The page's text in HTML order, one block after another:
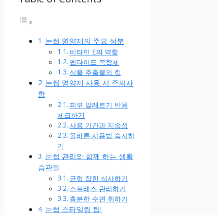
눈썹 영양제의 주요 성분
비타민 E의 역할
펩타이드 복합체
식물 추출물의 힘
눈썹 영양제 사용 시 주의사
항
피부 알레르기 반응
체크하기
사용 기간과 지속성
올바른 사용법 숙지하
기
눈썹 관리와 함께 하는 생활
습관들
균형 잡힌 식사하기
스트레스 관리하기
충분한 수면 취하기
눈썹 스타일링 팁!